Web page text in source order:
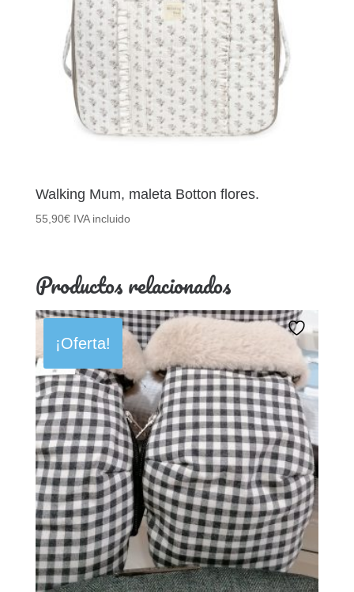
Walking Mum, maleta Botton flores.
55,90€ IVA incluido
Productos relacionados
¡Oferta!